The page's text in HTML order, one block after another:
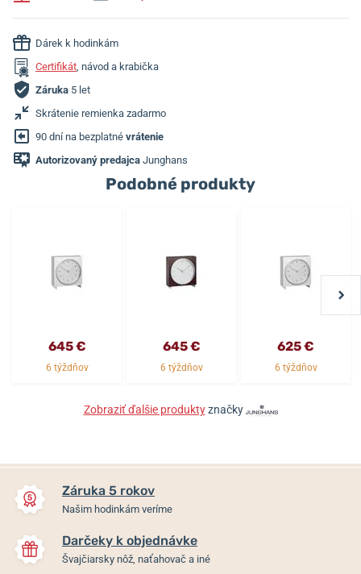
Dárek k hodinkám
Certifikát, návod a krabička
Záruka 5 let
Skrátenie remienka zadarmo
90 dní na bezplatné vrátenie
Autorizovaný predajca Junghans
Podobné produkty
645 €
6 týždňov
645 €
6 týždňov
625 €
6 týždňov
Zobraziť ďalšie produktyznačky
Záruka 5 rokov
Našim hodinkám veríme
Darčeky k objednávke
Švajčiarsky nôž, naťahovač a iné